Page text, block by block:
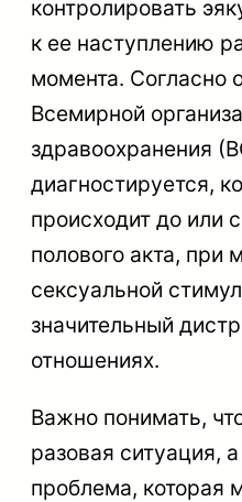
контролировать
к ее наступлению
момента. Согласно
Всемирной
здравоохранения
диагностируется,
происходит до или
полового акта, при
сексуальной
значительный
отношениях.
Важно понимать,
разовая ситуация,
проблема, которая